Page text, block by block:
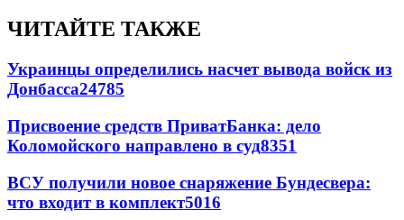
ЧИТАЙТЕ ТАКЖЕ
Украинцы определились насчет вывода войск из
Донбасса24785
Присвоение средств ПриватБанка: дело
Коломойского направлено в суд8351
ВСУ получили новое снаряжение Бундесвера:
что входит в комплект5016